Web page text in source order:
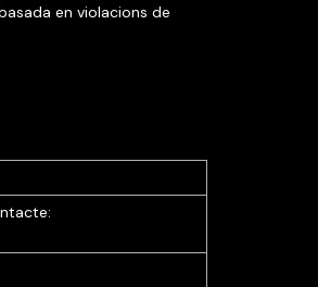
en violacions de